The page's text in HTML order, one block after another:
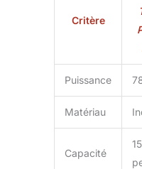
Critère
Puissance
Matériau
Capacité